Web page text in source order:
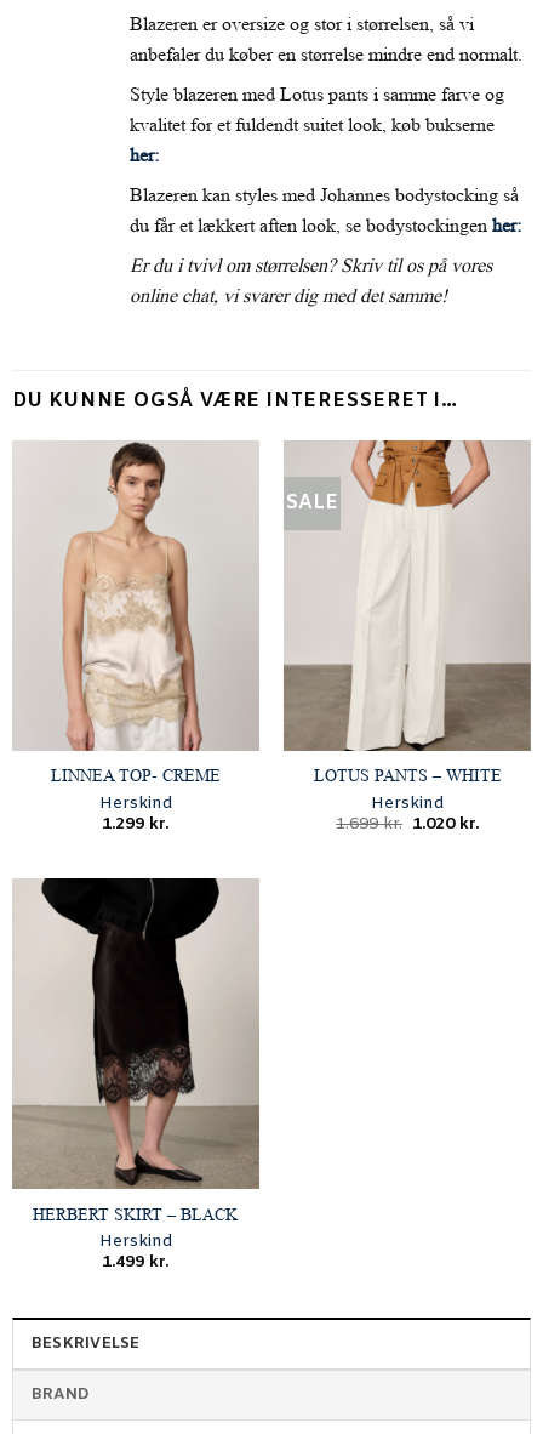
Blazeren er oversize og stor i størrelsen, så vi
anbefaler du køber en størrelse mindre end normalt.
Style blazeren med Lotus pants i samme farve og
kvalitet for et fuldendt suitet look, køb bukserne
her:
Blazeren kan styles med Johannes bodystocking så
du får et lækkert aften look, se bodystockingen her:
Er du i tvivl om størrelsen? Skriv til os på vores
online chat, vi svarer dig med det samme!
DU KUNNE OGSÅ VÆRE INTERESSERET I…
LINNEA TOP- CREME
Herskind
1.299 kr.
SALE
LOTUS PANTS – WHITE
Herskind
1.699kr. Den
1.020 kr.Den
HERBERT SKIRT – BLACK
Herskind
1.499 kr.
BESKRIVELSE
BRAND